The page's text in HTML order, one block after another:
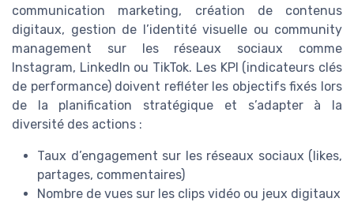
communication marketing, création de contenus
digitaux, gestion de l’identité visuelle ou community
management sur les réseaux sociaux comme
Instagram, LinkedIn ou TikTok. Les KPI (indicateurs clés
de performance) doivent refléter les objectifs fixés lors
de la planification stratégique et s’adapter à la
diversité des actions :
Taux d’engagement sur les réseaux sociaux (likes,
partages, commentaires)
Nombre de vues sur les clips vidéo ou jeux digitaux